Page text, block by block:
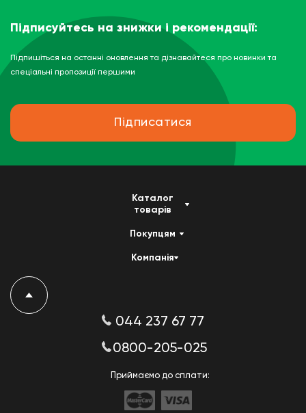
Підписуйтесь на знижки і рекомендації:
Підпишіться на останні оновлення та дізнавайтеся про новинки та
спеціальні пропозиції першими
Підписатися
Каталог
товарів
Покупцям
Компанія
044 237 67 77
0800-205-025
Приймаємо до сплати: